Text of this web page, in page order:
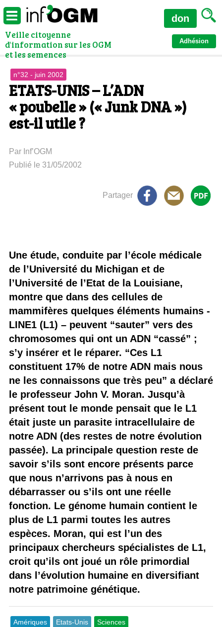
Veille citoyenne
d'information sur les OGM
et les semences
Adhésion
don
n°32 - juin 2002
ETATS-UNIS – L’ADN
« poubelle » (« Junk DNA »)
est-il utile ?
Par Inf’OGM
Publié le 31/05/2002
Partager
Une étude, conduite par l’école médicale
de l’Université du Michigan et de
l’Université de l’Etat de la Louisiane,
montre que dans des cellules de
mammifères quelques éléments humains -
LINE1 (L1) – peuvent “sauter” vers des
chromosomes qui ont un ADN “cassé” ;
s’y insérer et le réparer. “Ces L1
constituent 17% de notre ADN mais nous
ne les connaissons que très peu” a déclaré
le professeur John V. Moran. Jusqu’à
présent tout le monde pensait que le L1
était juste un parasite intracellulaire de
notre ADN (des restes de notre évolution
passée). La principale question reste de
savoir s’ils sont encore présents parce
que nous n’arrivons pas à nous en
débarrasser ou s’ils ont une réelle
fonction. Le génome humain contient le
plus de L1 parmi toutes les autres
espèces. Moran, qui est l’un des
principaux chercheurs spécialistes de L1,
croit qu’ils ont joué un rôle primordial
dans l’évolution humaine en diversifiant
notre patrimoine génétique.
Amériques Etats-Unis Sciences